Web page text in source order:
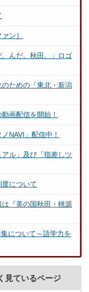
ン］
んだ。秋田。」ロゴ
ための「東北・新潟
画配信を開始！
NAVI」配信中！
アル」及び「指差しツ
について
『美の国秋田・桃源
について～語学力を
見ているページ